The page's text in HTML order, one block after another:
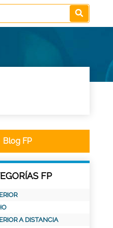
Blog FP
FP
A DISTANCIA